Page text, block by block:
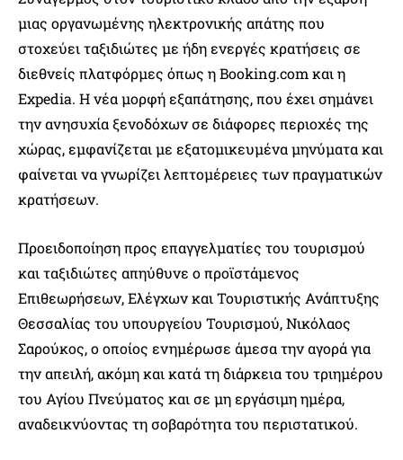
μιας οργανωμένης ηλεκτρονικής απάτης που
στοχεύει ταξιδιώτες με ήδη ενεργές κρατήσεις σε
διεθνείς πλατφόρμες όπως η Booking.com και η
Expedia. Η νέα μορφή εξαπάτησης, που έχει σημάνει
την ανησυχία ξενοδόχων σε διάφορες περιοχές της
χώρας, εμφανίζεται με εξατομικευμένα μηνύματα και
φαίνεται να γνωρίζει λεπτομέρειες των πραγματικών
κρατήσεων.
Προειδοποίηση προς επαγγελματίες του τουρισμού
και ταξιδιώτες απηύθυνε ο προϊστάμενος
Επιθεωρήσεων, Ελέγχων και Τουριστικής Ανάπτυξης
Θεσσαλίας του υπουργείου Τουρισμού, Νικόλαος
Σαρούκος, ο οποίος ενημέρωσε άμεσα την αγορά για
την απειλή, ακόμη και κατά τη διάρκεια του τριημέρου
του Αγίου Πνεύματος και σε μη εργάσιμη ημέρα,
αναδεικνύοντας τη σοβαρότητα του περιστατικού.